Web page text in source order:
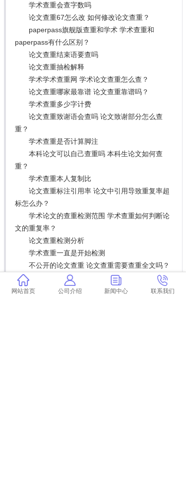
学术查重会查字数吗
论文查重67怎么改 如何修改论文查重？
paperpass旗舰版查重和学术 学术查重和
paperpass有什么区别？
论文查重结束语要查吗
论文查重抽检解释
学术学术查重网 学术论文查重怎么查？
论文查重哪家最靠谱 论文查重靠谱吗？
学术查重多少字计费
论文查重致谢语会查吗 论文致谢部分怎么查
重？
学术查重是否计算脚注
本科论文可以自己查重吗 本科生论文如何查
重？
学术查重本人复制比
论文查重标注引用率 论文中引用导致重复率超
标怎么办？
学术论文的查重检测范围 学术查重如何判断论
文的重复率？
论文查重检测分析
学术查重一直是开始检测
不公开的论文查重 论文查重需要查重全文吗？
学术查重表头重复 学术查重连续多少字算重
复？
网站首页 公司介绍 新闻中心 联系我们